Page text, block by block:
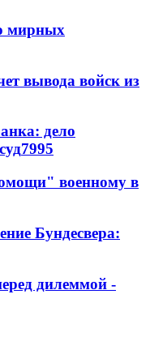
мирных
вывода войск из
дело
7995
военному в
Бундесвера:
дилеммой -